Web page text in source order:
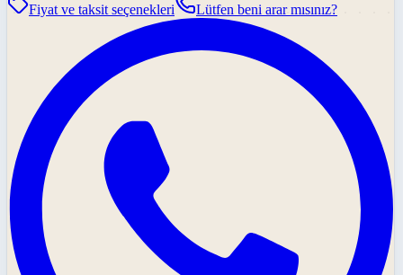
Fiyat ve taksit seçenekleri
Lütfen beni arar mısınız?